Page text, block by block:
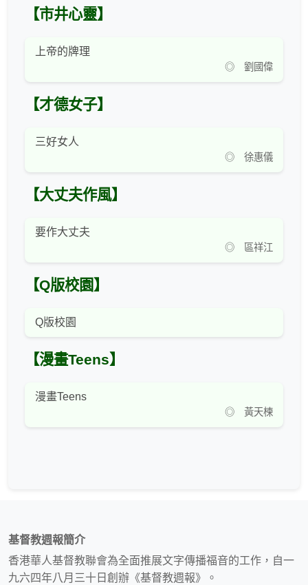
【市井心靈】
上帝的牌理
◎ 劉國偉
【才德女子】
三好女人
◎ 徐惠儀
【大丈夫作風】
要作大丈夫
◎ 區祥江
【Q版校園】
Q版校園
【漫畫Teens】
漫畫Teens
◎ 黃天楝
基督教週報簡介
香港華人基督教聯會為全面推展文字傳播福音的工作，自一
九六四年八月三十日創辦《基督教週報》。